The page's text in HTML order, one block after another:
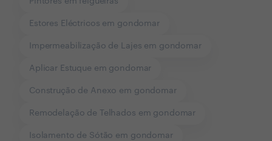
Estores Eléctricos em gondomar
Impermeabilização de Lajes em gondomar
Aplicar Estuque em gondomar
Construção de Anexo em gondomar
Remodelação de Telhados em gondomar
Isolamento de Sótão em gondomar